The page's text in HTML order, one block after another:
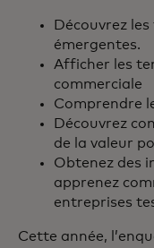
Découvrez
émergentes.
Afficher les
commerciale
Comprendre
Découvrez
de la valeur
Obtenez des
apprenez
entreprises
Cette année,